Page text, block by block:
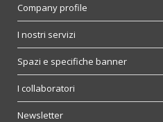
Company profile
I nostri servizi
Spazi e specifiche banner
I collaboratori
Newsletter